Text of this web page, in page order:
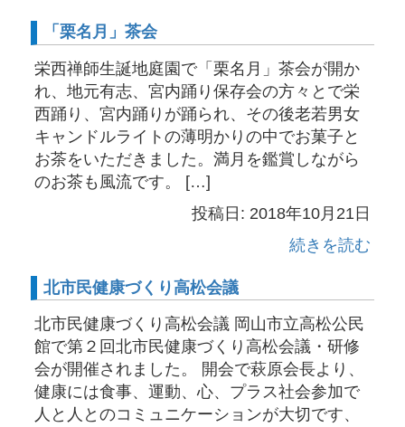
「栗名月」茶会
栄西禅師生誕地庭園で「栗名月」茶会が開か
れ、地元有志、宮内踊り保存会の方々とで栄
西踊り、宮内踊りが踊られ、その後老若男女
キャンドルライトの薄明かりの中でお菓子と
お茶をいただきました。満月を鑑賞しながら
のお茶も風流です。 […]
投稿日: 2018年10月21日
続きを読む
北市民健康づくり高松会議
北市民健康づくり高松会議 岡山市立高松公民
館で第２回北市民健康づくり高松会議・研修
会が開催されました。 開会で萩原会長より、
健康には食事、運動、心、プラス社会参加で
人と人とのコミュニケーションが大切です、